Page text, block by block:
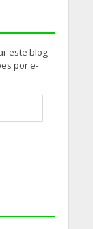
este blog
por e-